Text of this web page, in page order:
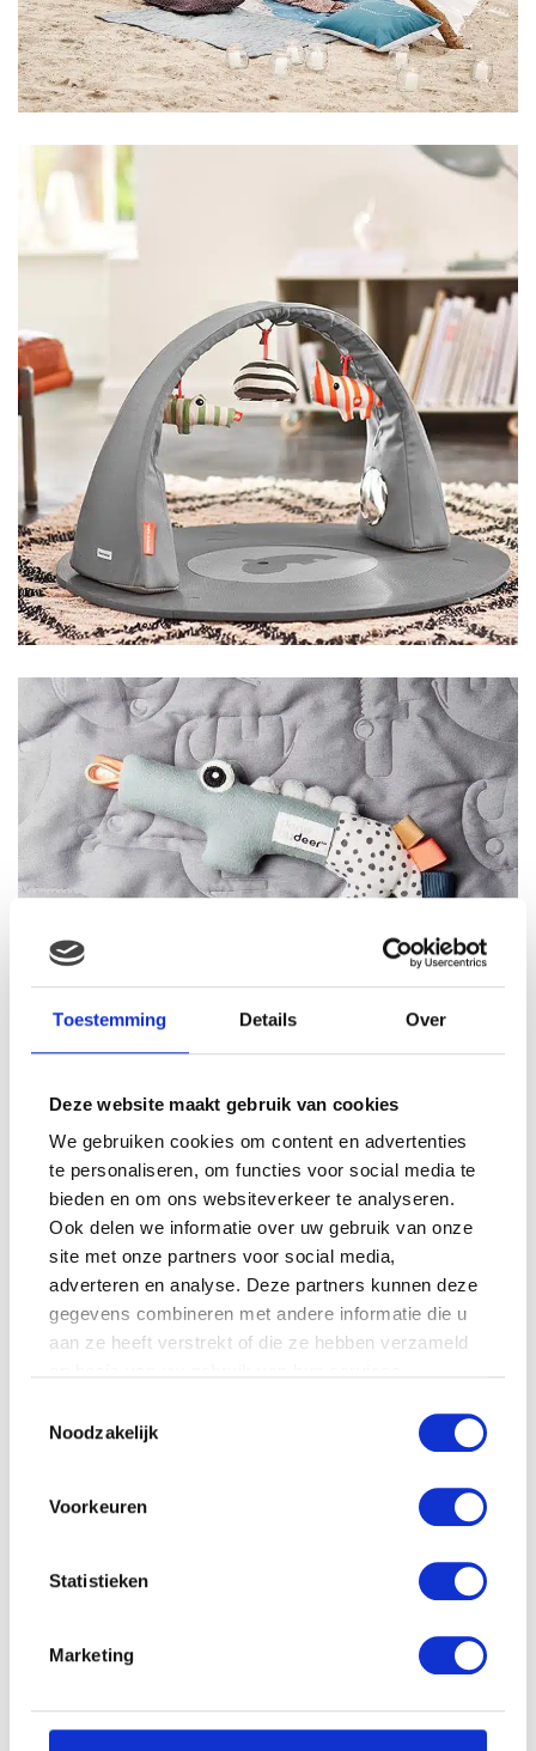
Toestemming Details Over
Deze website maakt gebruik van cookies
We gebruiken cookies om content en advertenties
te personaliseren, om functies voor social media te
bieden en om ons websiteverkeer te analyseren.
Ook delen we informatie over uw gebruik van onze
site met onze partners voor social media,
adverteren en analyse. Deze partners kunnen deze
gegevens combineren met andere informatie die u
aan ze heeft verstrekt of die ze hebben verzameld
Noodzakelijk
Voorkeuren
Statistieken
Marketing